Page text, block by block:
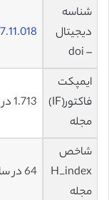
شناسه
دیجیتال
– doi
ایمپکت
فاکتور(IF)
مجله
1.713 در سال 2019
شاخص
H_index
مجله
64 در سال 2020